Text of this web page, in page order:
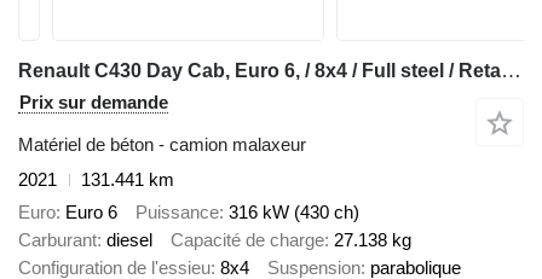
Renault C430 Day Cab, Euro 6, / 8x4 / Full steel / Retarder / 9m3 Stette
Prix sur demande
Matériel de béton - camion malaxeur
2021
131.441 km
Euro Euro 6 Puissance 316 kW (430 ch)
Carburant diesel Capacité de charge 27.138 kg
Configuration de l'essieu 8x4 Suspension parabolique